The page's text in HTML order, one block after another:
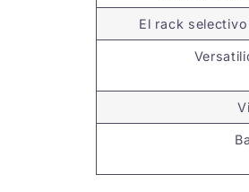
El rack